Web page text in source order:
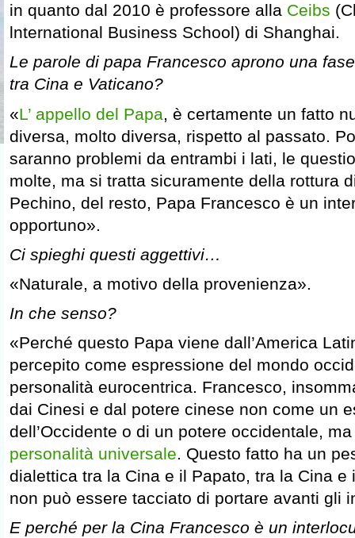
in quanto dal 2010 è professore alla Ceibs
lnternational Business School) di Shanghai.
Le parole di papa Francesco aprono una
tra Cina e Vaticano?
«L’ appello del Papa , è certamente un fatto
diversa, molto diversa, rispetto al passato.
saranno problemi da entrambi i lati, le
molte, ma si tratta sicuramente della rottura
Pechino, del resto, Papa Francesco è un
opportuno».
Ci spieghi questi aggettivi…
«Naturale, a motivo della provenienza».
In che senso?
«Perché questo Papa viene dall’America
percepito come espressione del mondo
personalità eurocentrica. Francesco,
dai Cinesi e dal potere cinese non come un
dell’Occidente o di un potere occidentale,
personalità universale. Questo fatto ha un
dialettica tra la Cina e il Papato, tra la Cina e
non può essere tacciato di portare avanti gli
E perché per la Cina Francesco è un